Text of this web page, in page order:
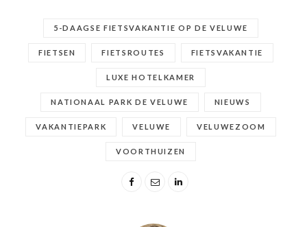
5-DAAGSE FIETSVAKANTIE OP DE VELUWE
FIETSEN FIETSROUTES FIETSVAKANTIE
LUXE HOTELKAMER
NATIONAAL PARK DE VELUWE NIEUWS
VAKANTIEPARK VELUWE VELUWEZOOM
VOORTHUIZEN